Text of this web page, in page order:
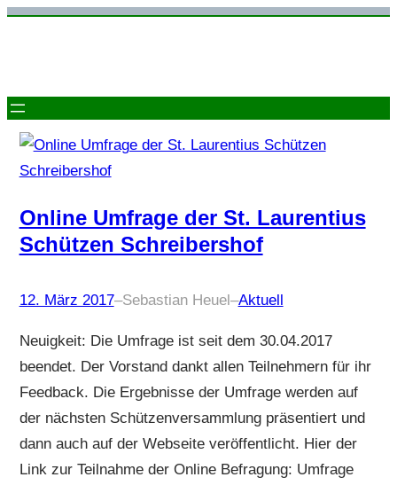
Zum
Online Umfrage der St. Laurentius
Schützen Schreibershof
12. März 2017–Sebastian Heuel–Aktuell
Neuigkeit: Die Umfrage ist seit dem 30.04.2017
beendet. Der Vorstand dankt allen Teilnehmern für ihr
Feedback. Die Ergebnisse der Umfrage werden auf
der nächsten Schützenversammlung präsentiert und
dann auch auf der Webseite veröffentlicht. Hier der
Link zur Teilnahme der Online Befragung: Umfrage